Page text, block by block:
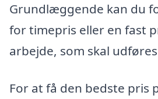
Grundlæggende kan du
for timepris eller en fast
arbejde, som skal
For at få den bedste pris